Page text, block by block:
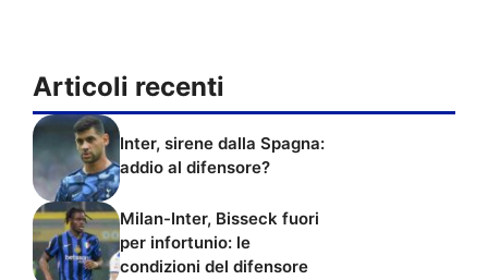
Articoli recenti
Inter, sirene dalla Spagna:
addio al difensore?
Milan-Inter, Bisseck fuori
per infortunio: le
condizioni del difensore